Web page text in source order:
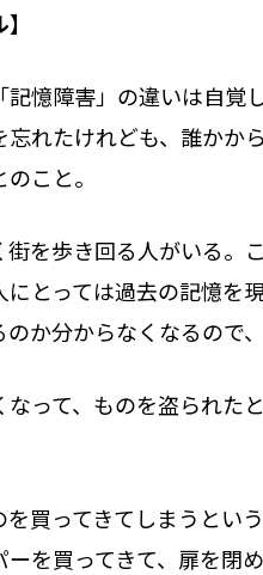
記憶障害」の違いは自
忘れたけれども、誰かか
こと。
街を歩き回る人がいる。
にとっては過去の記憶を
か分からなくなるので
なって、ものを盗られた
買ってきてしまうとい
ーを買ってきて、扉を閉